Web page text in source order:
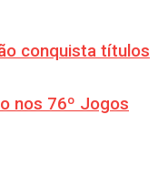
conquista títulos
nos 76º Jogos